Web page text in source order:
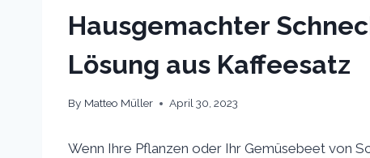
Hausgemachter
Lösung aus Kaffeesatz
By Matteo Müller April 30, 2023
Wenn Ihre Pflanzen oder Ihr Gemüsebeet von